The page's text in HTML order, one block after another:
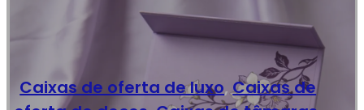
Caixas de oferta de luxo,Caixas de